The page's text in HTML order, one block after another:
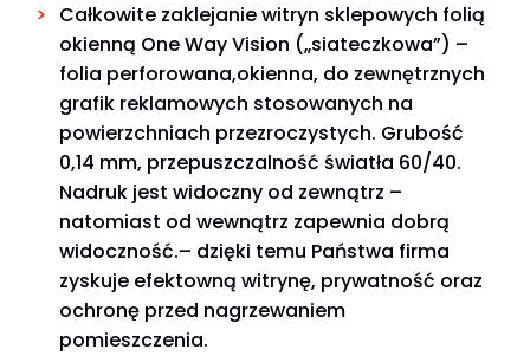
Całkowite zaklejanie witryn sklepowych folią
okienną One Way Vision („siateczkowa”) –
folia perforowana,okienna, do zewnętrznych
grafik reklamowych stosowanych na
powierzchniach przezroczystych. Grubość
0,14 mm, przepuszczalność światła 60/40.
Nadruk jest widoczny od zewnątrz –
natomiast od wewnątrz zapewnia dobrą
widoczność.– dzięki temu Państwa firma
zyskuje efektowną witrynę, prywatność oraz
ochronę przed nagrzewaniem
pomieszczenia.